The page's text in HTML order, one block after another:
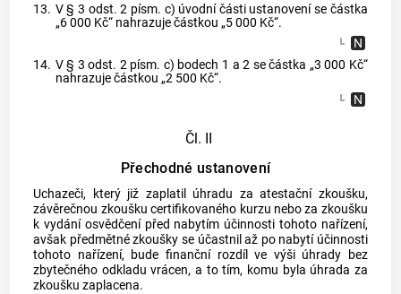
13. V § 3 odst. 2 písm. c) úvodní části ustanovení se částka
„6 000 Kč“ nahrazuje částkou „5 000 Kč“.
14. V § 3 odst. 2 písm. c) bodech 1 a 2 se částka „3 000 Kč“
nahrazuje částkou „2 500 Kč“.
Čl. II
Přechodné ustanovení
Uchazeči, který již zaplatil úhradu za atestační zkoušku,
závěrečnou zkoušku certifikovaného kurzu nebo za zkoušku
k vydání osvědčení před nabytím účinnosti tohoto nařízení,
avšak předmětné zkoušky se účastnil až po nabytí účinnosti
tohoto nařízení, bude finanční rozdíl ve výši úhrady bez
zbytečného odkladu vrácen, a to tím, komu byla úhrada za
zkoušku zaplacena.